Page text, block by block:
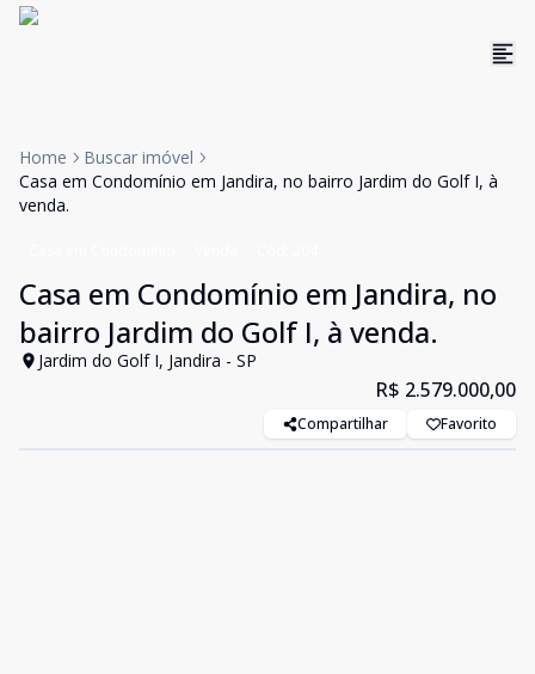
Home
Buscar imóvel
Casa em Condomínio em Jandira, no bairro Jardim do Golf I, à
venda.
Casa em Condomínio em Jandira, no
bairro Jardim do Golf I, à venda.
Jardim do Golf I, Jandira - SP
R$ 2.579.000,00
Compartilhar Favorito